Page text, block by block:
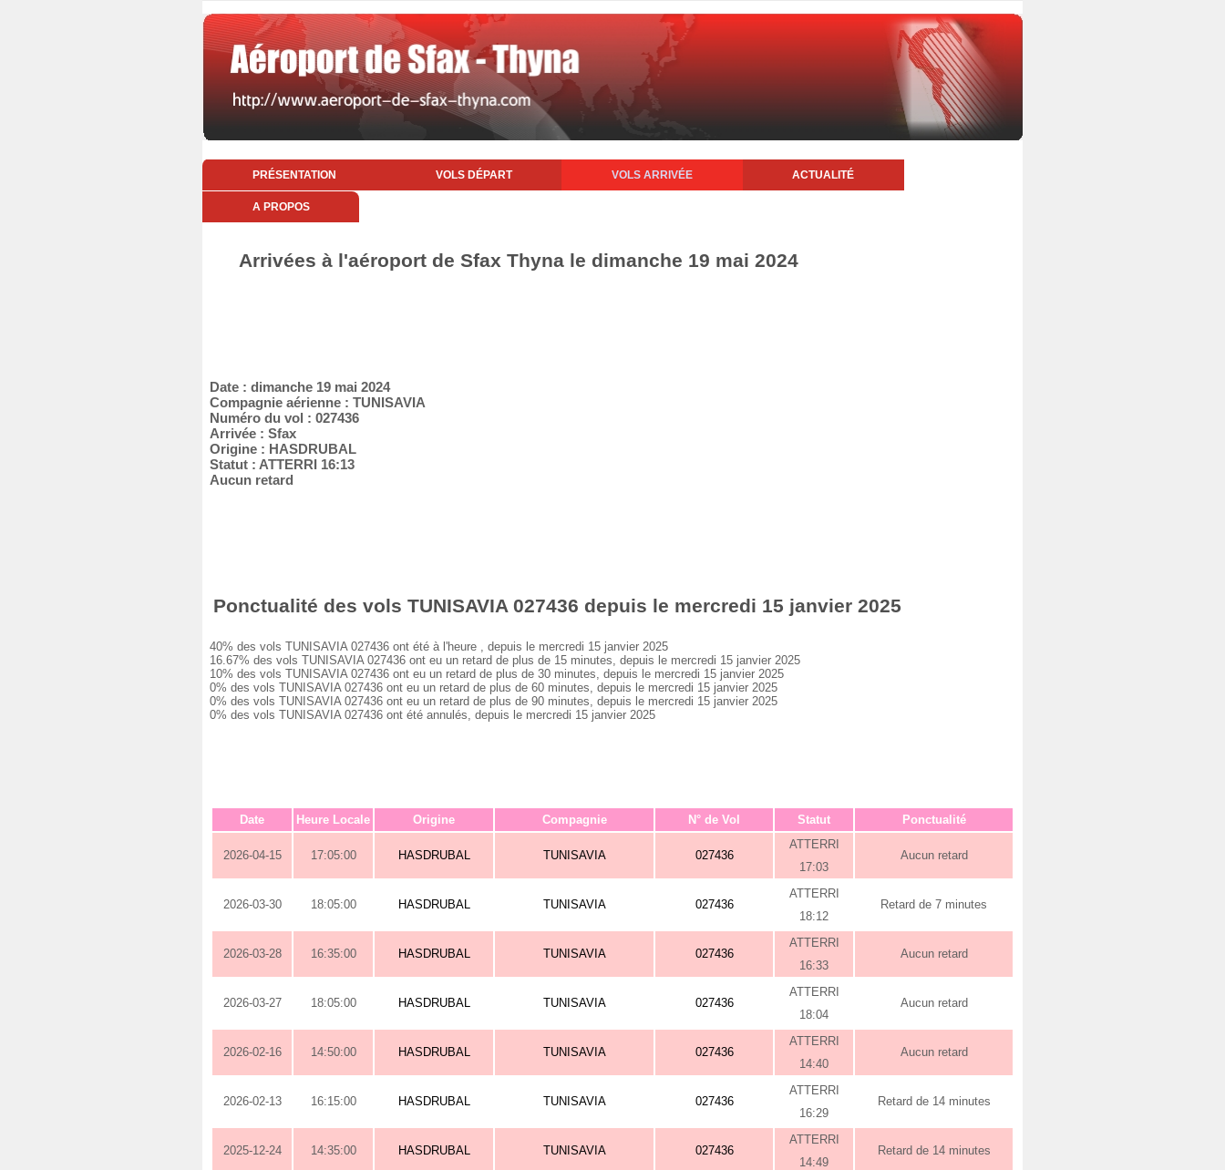
PRÉSENTATION VOLS DÉPART VOLS ARRIVÉE ACTUALITÉ
A PROPOS
Arrivées à l'aéroport de Sfax Thyna le dimanche 19 mai 2024
Date : dimanche 19 mai 2024
Compagnie aérienne : TUNISAVIA
Numéro du vol : 027436
Arrivée : Sfax
Origine : HASDRUBAL
Statut : ATTERRI 16:13
Aucun retard
Ponctualité des vols TUNISAVIA 027436 depuis le mercredi 15 janvier 2025
40% des vols TUNISAVIA 027436 ont été à l'heure , depuis le mercredi 15 janvier 2025
16.67% des vols TUNISAVIA 027436 ont eu un retard de plus de 15 minutes, depuis le mercredi 15 janvier 2025
10% des vols TUNISAVIA 027436 ont eu un retard de plus de 30 minutes, depuis le mercredi 15 janvier 2025
0% des vols TUNISAVIA 027436 ont eu un retard de plus de 60 minutes, depuis le mercredi 15 janvier 2025
0% des vols TUNISAVIA 027436 ont eu un retard de plus de 90 minutes, depuis le mercredi 15 janvier 2025
0% des vols TUNISAVIA 027436 ont été annulés, depuis le mercredi 15 janvier 2025
Date Heure Locale Origine Compagnie N° de Vol Statut Ponctualité
2026-04-15 17:05:00 HASDRUBAL TUNISAVIA 027436
ATTERRI
17:03
Aucun retard
2026-03-30 18:05:00 HASDRUBAL TUNISAVIA 027436
ATTERRI
18:12
Retard de 7 minutes
2026-03-28 16:35:00 HASDRUBAL TUNISAVIA 027436
ATTERRI
16:33
Aucun retard
2026-03-27 18:05:00 HASDRUBAL TUNISAVIA 027436
ATTERRI
18:04
Aucun retard
2026-02-16 14:50:00 HASDRUBAL TUNISAVIA 027436
ATTERRI
14:40
Aucun retard
2026-02-13 16:15:00 HASDRUBAL TUNISAVIA 027436
ATTERRI
16:29
Retard de 14 minutes
2025-12-24 14:35:00 HASDRUBAL TUNISAVIA 027436
ATTERRI
14:49
Retard de 14 minutes